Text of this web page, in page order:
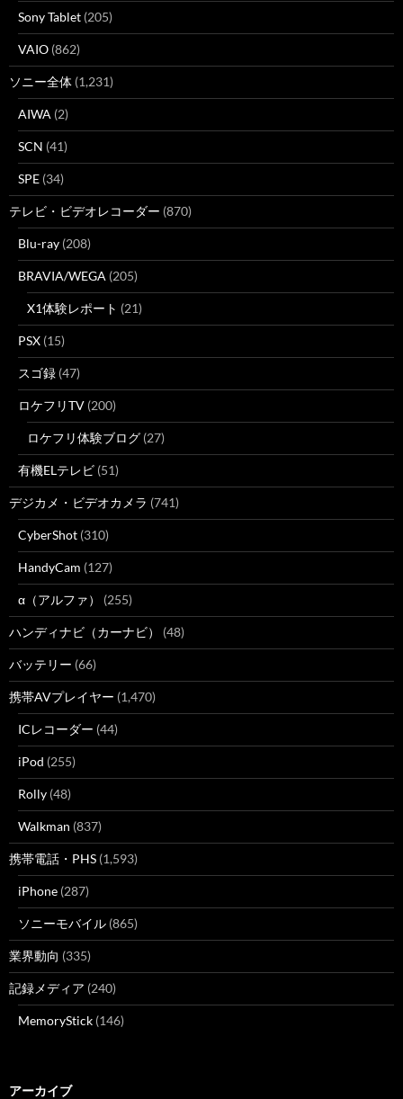
Sony Tablet (205)
VAIO (862)
ソニー全体 (1,231)
AIWA (2)
SCN (41)
SPE (34)
テレビ・ビデオレコーダー (870)
Blu-ray (208)
BRAVIA/WEGA (205)
X1体験レポート (21)
PSX (15)
スゴ録 (47)
ロケフリTV (200)
ロケフリ体験ブログ (27)
有機ELテレビ (51)
デジカメ・ビデオカメラ (741)
CyberShot (310)
HandyCam (127)
α（アルファ） (255)
ハンディナビ（カーナビ） (48)
バッテリー (66)
携帯AVプレイヤー (1,470)
ICレコーダー (44)
iPod (255)
Rolly (48)
Walkman (837)
携帯電話・PHS (1,593)
iPhone (287)
ソニーモバイル (865)
業界動向 (335)
記録メディア (240)
MemoryStick (146)
アーカイブ